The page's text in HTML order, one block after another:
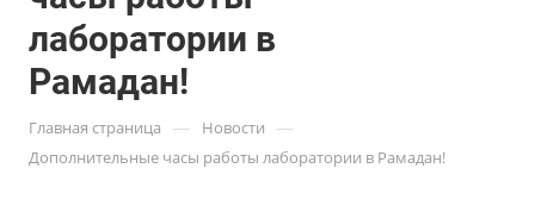
лаборатории в
Рамадан!
Главная страница — Новости —
Дополнительные часы работы лаборатории в Рамадан!